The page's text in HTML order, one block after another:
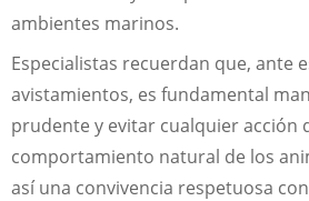
ambientes marinos.
Especialistas recuerdan que, ante
avistamientos, es fundamental
prudente y evitar cualquier acción
comportamiento natural de los
así una convivencia respetuosa